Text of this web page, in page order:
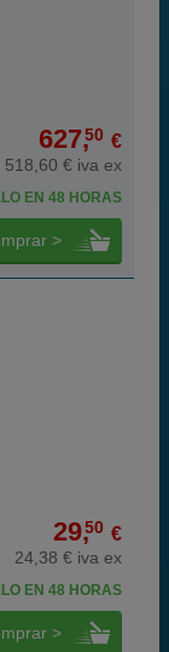
627,50 €
518,60 € iva ex
EN 48 HORAS
>
29,50 €
24,38 € iva ex
EN 48 HORAS
>